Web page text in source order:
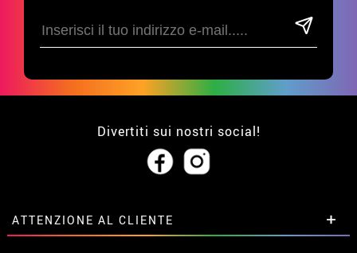
Divertiti sui nostri social!
ATTENZIONE AL CLIENTE